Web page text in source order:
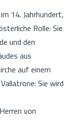
14. Jahrhundert,
Rolle: Sie
und den
aus
auf einem
Sie wird
von